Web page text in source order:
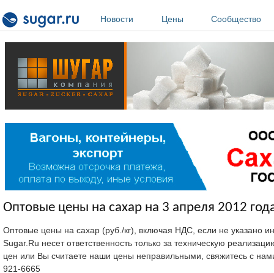
Новости
Цены Сообщество
Оптовые цены на сахар на 3 апреля 2012
Оптовые цены на сахар (руб./кг), включая НДС, если не указано
Sugar.Ru несет ответственность только за техническую
цен или Вы считаете наши цены неправильными, свяжитесь с
921-6665